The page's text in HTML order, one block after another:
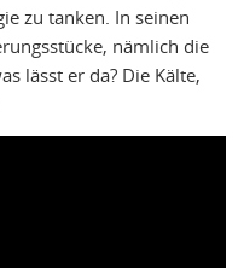
zu tanken. In seinen
nämlich die
lässt er da? Die Kälte,